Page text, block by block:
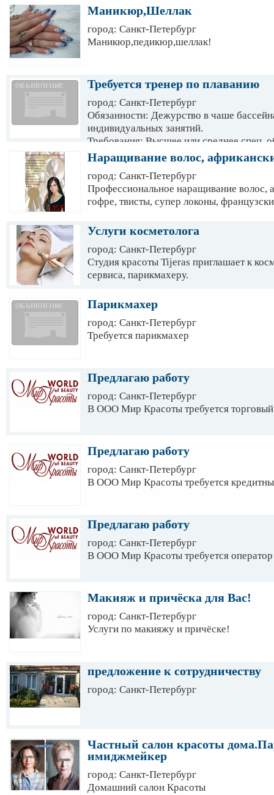
Маникюр,Шеллак
город: Санкт-Петербург
Маникюр,педикюр,шеллак!
Требуется тренер по плаванию
город: Санкт-Петербург
Обязанности: Дежурство в чаше
индивидуальных занятий.
Требования: Высшее или среднее спец.
Наращивание волос,
город: Санкт-Петербург
Профессиональное наращивание волос,
гофре, твисты, супер локоны,
Услуги косметолога
город: Санкт-Петербург
Студия красоты Tijeras приглашает к
сервиса, парикмахеру.
Парикмахер
город: Санкт-Петербург
Требуется парикмахер
Предлагаю работу
город: Санкт-Петербург
В ООО Мир Красоты требуется
Предлагаю работу
город: Санкт-Петербург
В ООО Мир Красоты требуется
Предлагаю работу
город: Санкт-Петербург
В ООО Мир Красоты требуется
Макияж и причёска для Вас!
город: Санкт-Петербург
Услуги по макияжу и причёске!
предложение к сотрудничеству
город: Санкт-Петербург
Частный салон красоты
имиджмейкер
город: Санкт-Петербург
Домашний салон Красоты